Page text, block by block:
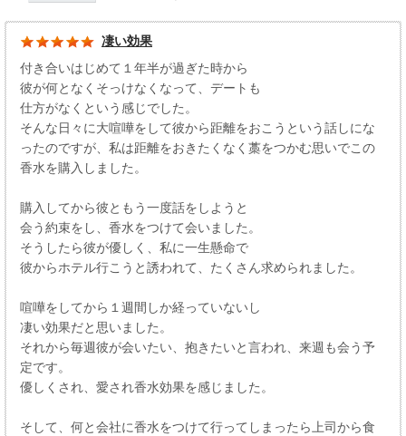
凄い効果
付き合いはじめて１年半が過ぎた時から
彼が何となくそっけなくなって、デートも
仕方がなくという感じでした。
そんな日々に大喧嘩をして彼から距離をおこうという話しにな
ったのですが、私は距離をおきたくなく藁をつかむ思いでこの
香水を購入しました。
購入してから彼ともう一度話をしようと
会う約束をし、香水をつけて会いました。
そうしたら彼が優しく、私に一生懸命で
彼からホテル行こうと誘われて、たくさん求められました。
喧嘩をしてから１週間しか経っていないし
凄い効果だと思いました。
それから毎週彼が会いたい、抱きたいと言われ、来週も会う予
定です。
優しくされ、愛され香水効果を感じました。
そして、何と会社に香水をつけて行ってしまったら上司から食